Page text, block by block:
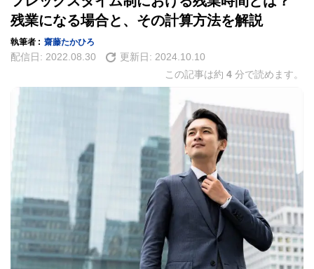
残業になる場合と、その計算方法を解説
執筆者 : 齋藤たかひろ
配信日: 2022.08.30 更新日: 2024.10.10
この記事は約 4 分で読めます。